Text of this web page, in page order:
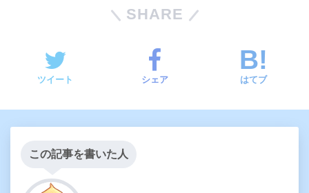
SHARE
ツイート シェア はてブ
この記事を書いた人